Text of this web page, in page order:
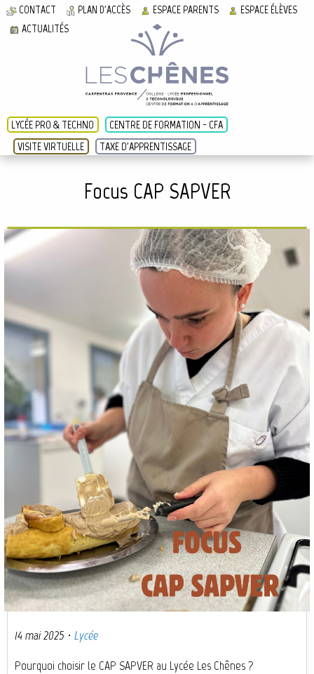
LYCÉE PRO & TECHNO
CENTRE DE FORMATION - CFA
VISITE VIRTUELLE
TAXE D'APPRENTISSAGE
CONTACT PLAN D'ACCÈS ESPACE PARENTS
ESPACE ÉLÈVES
ACTUALITÉS
Focus CAP SAPVER
14 mai 2025 · Lycée
Pourquoi choisir le CAP SAPVER au Lycée Les Chênes ?